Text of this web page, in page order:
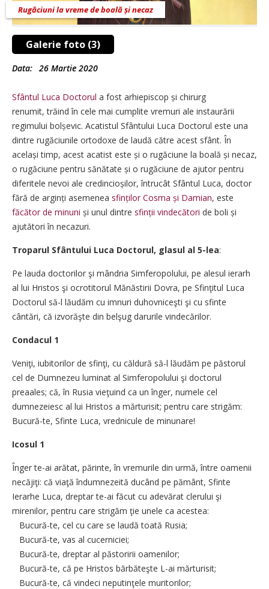
Galerie foto (3)
Rugăciuni la vreme de boală și necaz
Data: 26 Martie 2020
Sfântul Luca Doctorul a fost arhiepiscop și chirurg
renumit, trăind în cele mai cumplite vremuri ale instaurării
regimului bolșevic. Acatistul Sfântului Luca Doctorul este una
dintre rugăciunile ortodoxe de laudă către acest sfânt. În
același timp, acest acatist este și o rugăciune la boală și necaz,
o rugăciune pentru sănătate și o rugăciune de ajutor pentru
diferitele nevoi ale credincioșilor, întrucât Sfântul Luca, doctor
fără de arginți asemenea sfinților Cosma și Damian, este
făcător de minuni și unul dintre sfinții vindecători de boli și
ajutători în necazuri.
Troparul Sfântului Luca Doctorul, glasul al 5-lea:
Pe lauda doctorilor şi mândria Simferopolului, pe alesul ierarh
al lui Hristos şi ocrotitorul Mănăstirii Dovra, pe Sfinţitul Luca
Doctorul să-l lăudăm cu imnuri duhovniceşti şi cu sfinte
cântări, că izvorăşte din belşug darurile vindecărilor.
Condacul 1
Veniţi, iubitorilor de sfinţi, cu căldură să-l lăudăm pe păstorul
cel de Dumnezeu luminat al Simferopolului şi doctorul
preaales; că, în Rusia vieţuind ca un înger, numele cel
dumnezeiesc al lui Hristos a mărturisit; pentru care strigăm:
Bucură-te, Sfinte Luca, vrednicule de minunare!
Icosul 1
Înger te-ai arătat, părinte, în vremurile din urmă, între oamenii
necăjiţi: că viaţă îndumnezeită ducând pe pământ, Sfinte
Ierarhe Luca, dreptar te-ai făcut cu adevărat clerului şi
mirenilor, pentru care strigăm ţie unele ca acestea:
Bucură-te, cel cu care se laudă toată Rusia;
Bucură-te, vas al cucerniciei;
Bucură-te, dreptar al păstoririi oamenilor;
Bucură-te, că pe Hristos bărbăteşte L-ai mărturisit;
Bucură-te, că vindeci neputinţele muritorilor;